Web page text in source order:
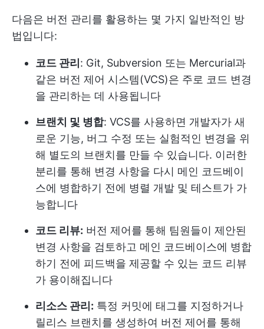
다음은 버전 관리를 활용하는 몇 가지 일반적인 방
법입니다:
코드 관리: Git, Subversion 또는 Mercurial과
같은 버전 제어 시스템(VCS)은 주로 코드 변경
을 관리하는 데 사용됩니다
브랜치 및 병합: VCS를 사용하면 개발자가 새
로운 기능, 버그 수정 또는 실험적인 변경을 위
해 별도의 브랜치를 만들 수 있습니다. 이러한
분리를 통해 변경 사항을 다시 메인 코드베이
스에 병합하기 전에 병렬 개발 및 테스트가 가
능합니다
코드 리뷰: 버전 제어를 통해 팀원들이 제안된
변경 사항을 검토하고 메인 코드베이스에 병합
하기 전에 피드백을 제공할 수 있는 코드 리뷰
가 용이해집니다
리소스 관리: 특정 커밋에 태그를 지정하거나
릴리스 브랜치를 생성하여 버전 제어를 통해